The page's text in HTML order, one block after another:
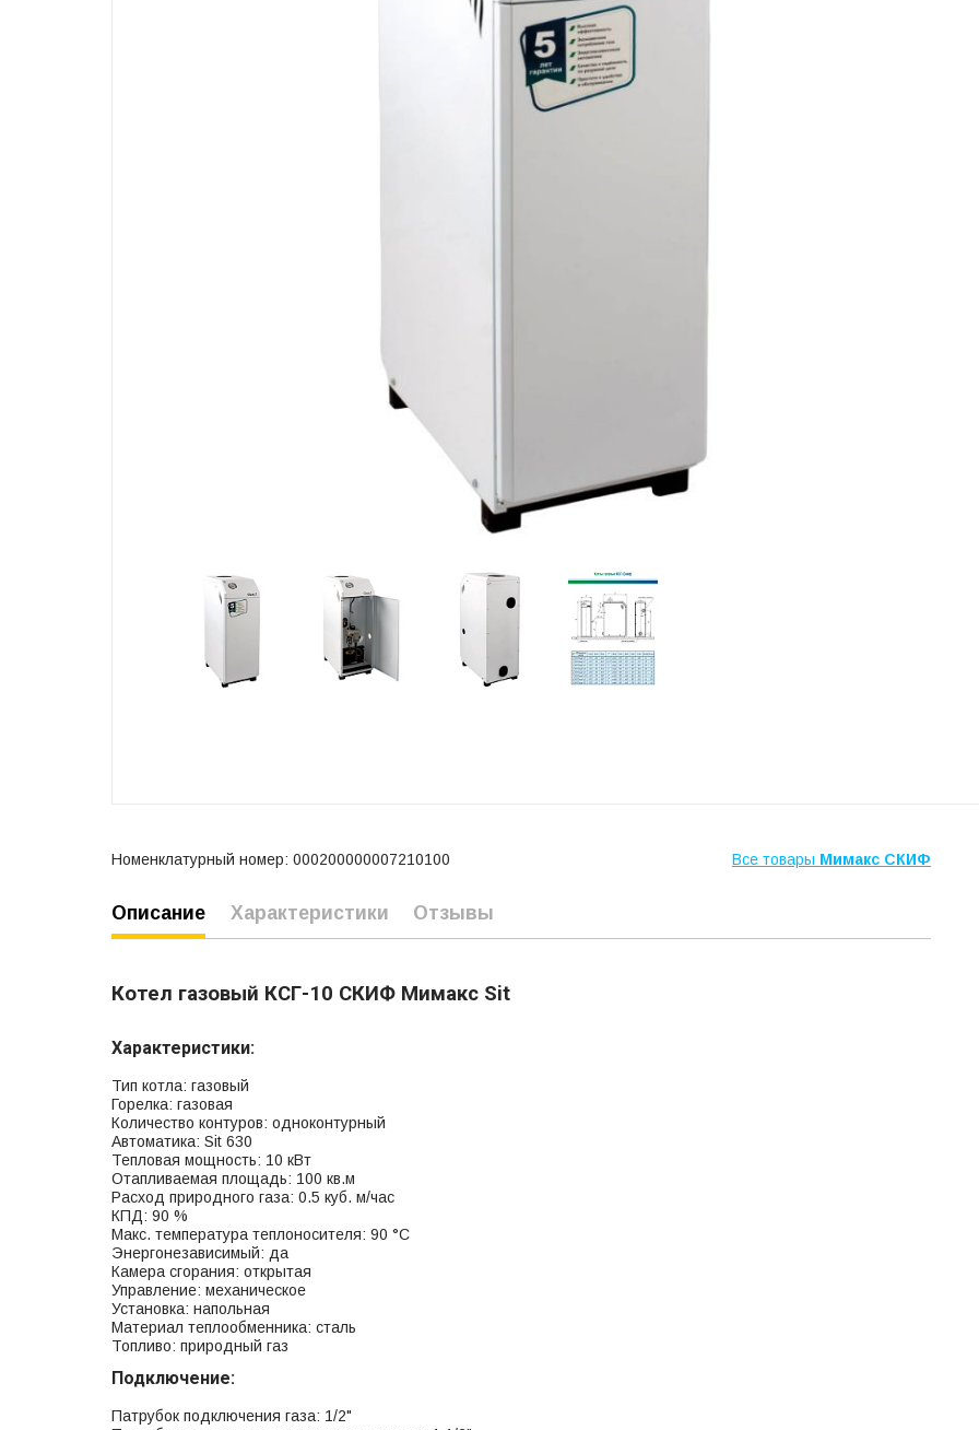
Номенклатурный номер: 000200000007210100 Все товары Мимакс СКИФ
Описание Характеристики Отзывы
Котел газовый КСГ-10 СКИФ Мимакс Sit
Характеристики:
Тип котла: газовый
Горелка: газовая
Количество контуров: одноконтурный
Автоматика: Sit 630
Тепловая мощность: 10 кВт
Отапливаемая площадь: 100 кв.м
Расход природного газа: 0.5 куб. м/час
КПД: 90 %
Макс. температура теплоносителя: 90 °С
Энергонезависимый: да
Камера сгорания: открытая
Управление: механическое
Установка: напольная
Материал теплообменника: сталь
Топливо: природный газ
Подключение:
Патрубок подключения газа: 1/2"